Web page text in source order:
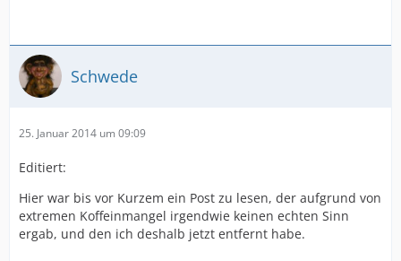
Schwede
25. Januar 2014 um 09:09
Editiert:
Hier war bis vor Kurzem ein Post zu lesen, der aufgrund von
extremen Koffeinmangel irgendwie keinen echten Sinn
ergab, und den ich deshalb jetzt entfernt habe.